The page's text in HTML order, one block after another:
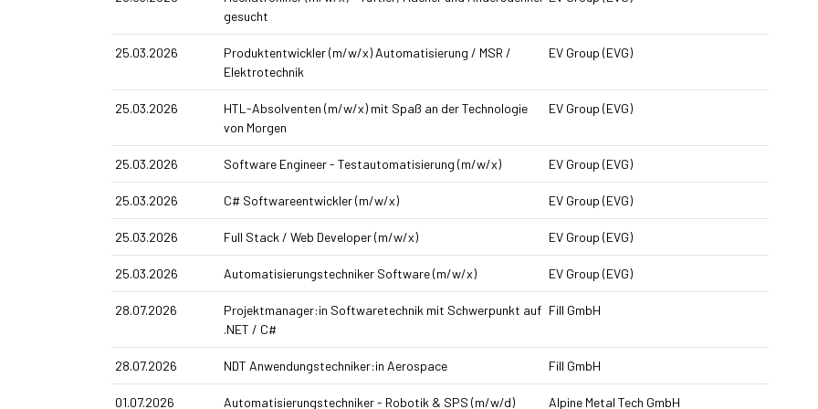
gesucht
25.03.2026
Produkt­entwickler (m/w/x) Automatisierung / MSR /
Elektrotechnik
EV Group (EVG)
25.03.2026
HTL-Absolventen (m/w/x) mit Spaß an der Technologie
von Morgen
EV Group (EVG)
25.03.2026 Software Engineer - Testautomatisierung (m/w/x) EV Group (EVG)
25.03.2026 C# Softwareentwickler (m/w/x) EV Group (EVG)
25.03.2026 Full Stack / Web Developer (m/w/x) EV Group (EVG)
25.03.2026 Automatisierungs­techniker Software (m/w/x) EV Group (EVG)
28.07.2026
Projektmanager:in Softwaretechnik mit Schwerpunkt auf
.NET / C#
Fill GmbH
28.07.2026 NDT Anwendungstechniker:in Aerospace Fill GmbH
01.07.2026 Automatisierungstechniker - Robotik & SPS (m/w/d) Alpine Metal Tech GmbH